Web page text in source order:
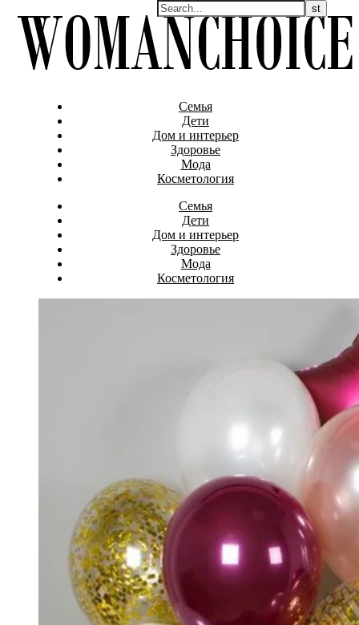
Семья
Дети
Дом и интерьер
Здоровье
Мода
Косметология
Семья
Дети
Дом и интерьер
Здоровье
Мода
Косметология